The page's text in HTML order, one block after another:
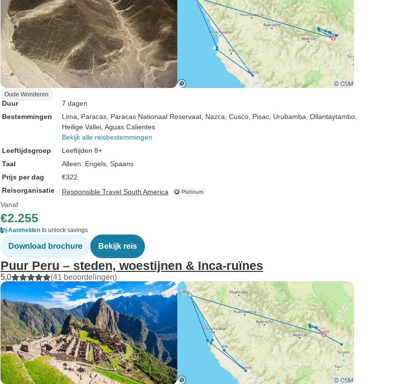
Oude Wonderen
Duur
7 dagen
Bestemmingen
Lima , Paracas , Paracas Nationaal Reservaat , Nazca , Cusco , Pisac , Urubamba , Ollantaytambo
Heilige Vallei , Aguas Calientes
Bekijk alle reisbestemmingen
Leeftijdsgroep
Leeftijden 8+
Taal
Alleen: Engels, Spaans
Prijs per dag
€322
Reisorganisatie
Responsible Travel South America
Vanaf
€2.255
Aanmelden to unlock savings
Download brochure Bekijk reis
Puur Peru – steden, woestijnen & Inca-ruïnes
5,0 (41 beoordelingen)